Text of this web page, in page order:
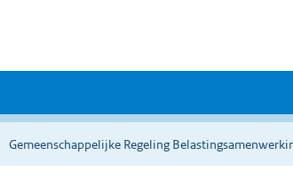
Gemeenschappelijke Regeling